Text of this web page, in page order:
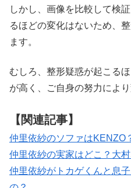
しかし、画像を比較して検
るほどの変化はないため、
ます。
むしろ、整形疑惑が起こる
が高く、ご自身の努力によ
【関連記事】
仲里依紗のソファはKENZO
仲里依紗の実家はどこ？大
仲里依紗がトカゲくんと息